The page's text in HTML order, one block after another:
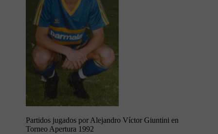
Partidos jugados por Alejandro Víctor Giuntini en
Torneo Apertura 1992